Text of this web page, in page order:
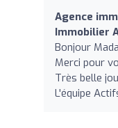
Agence
Immobilier
Bonjour
Merci pour
Très belle
L'équipe